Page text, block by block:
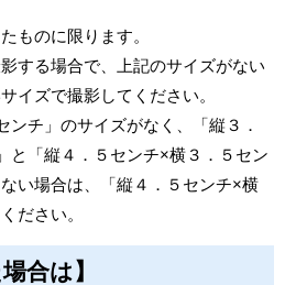
ものに限ります。
する場合で、上記のサイズがない
イズで撮影してください。
ンチ」のサイズがなく、「縦３．
と「縦４．５センチ×横３．５セン
い場合は、「縦４．５センチ×横
ださい。
合は】